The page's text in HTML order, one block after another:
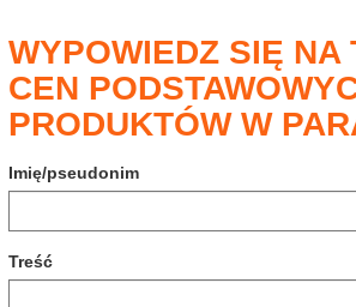
WYPOWIEDZ SIĘ NA
CEN
PRODUKTÓW W
Imię/pseudonim
Treść